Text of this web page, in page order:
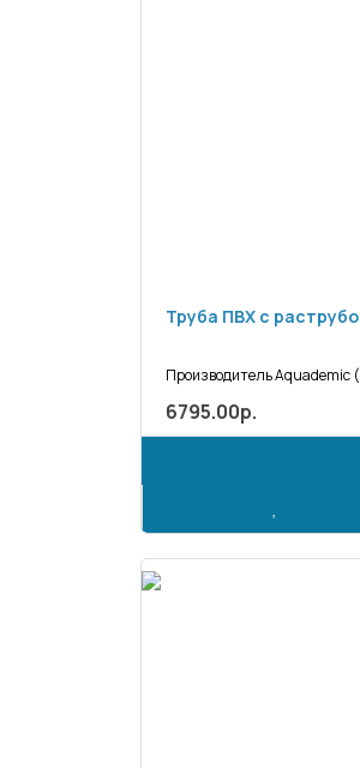
Труба ПВХ с
Производитель Aquademic
6795.00р.